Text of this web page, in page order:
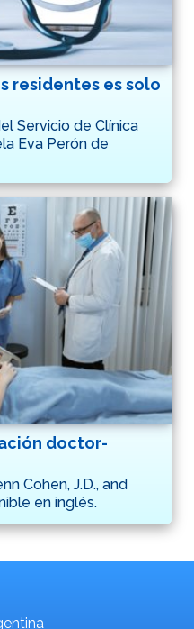
residentes es solo
Servicio de Clínica
Eva Perón de
doctor-
Cohen, J.D., and
en inglés.